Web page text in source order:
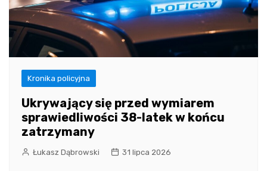
Kronika policyjna
Ukrywający się przed wymiarem
sprawiedliwości 38-latek w końcu
zatrzymany
Łukasz Dąbrowski 31 lipca 2026